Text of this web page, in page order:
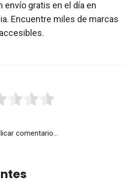
gratis en el día en
Encuentre miles de marcas
comentario...